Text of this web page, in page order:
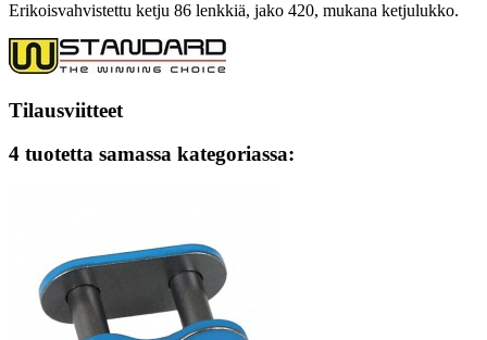
Erikoisvahvistettu ketju 86 lenkkiä, jako 420, mukana ketjulukko.
Tilausviitteet
4 tuotetta samassa kategoriassa: